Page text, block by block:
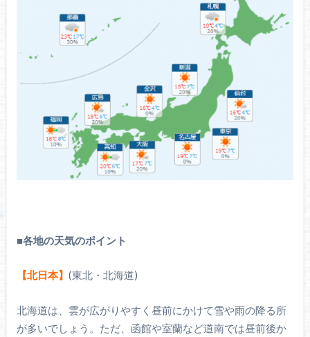
■各地の天気のポイント
【北日本】 (東北・北海道)
北海道は、雲が広がりやすく昼前にかけて雪や雨の降る所
が多いでしょう。ただ、函館や室蘭など道南では昼前後か